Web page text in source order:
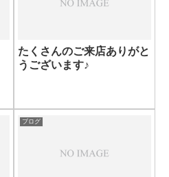
たくさんのご来店ありがと
うございます♪
ブログ